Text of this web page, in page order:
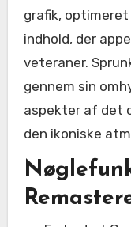
grafik,
indhold, der
veteraner.
gennem sin
aspekter af det
den ikoniske